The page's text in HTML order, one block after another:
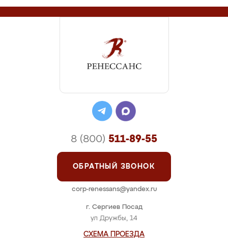
г. Сергиев Посад
ул Дружбы, 14
СХЕМА ПРОЕЗДА
8 (800) 511-89-55
ОБРАТНЫЙ ЗВОНОК
corp-renessans@yandex.ru